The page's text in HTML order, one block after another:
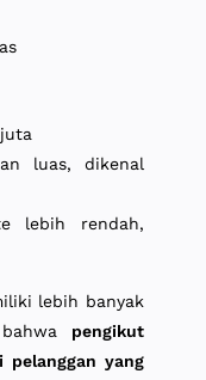
luas, dikenal
lebih rendah,
lebih banyak
pengikut
pelanggan yang